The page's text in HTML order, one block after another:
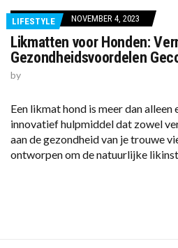
LIFESTYLE NOVEMBER 4, 2023
Likmatten voor Honden:
Gezondheidsvoordelen
by
Een likmat hond is meer dan alleen
innovatief hulpmiddel dat zowel
aan de gezondheid van je trouwe
ontworpen om de natuurlijke